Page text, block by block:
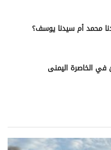
محمد أم سيدنا يوسف؟
في الخاصرة اليمنى